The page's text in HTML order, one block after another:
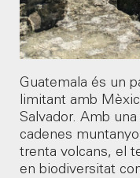
Guatemala és un
limitant amb
Salvador. Amb
cadenes
trenta volcans, el
en biodiversitat
10 11 12
17 18 19
24 25 26
He llegit i